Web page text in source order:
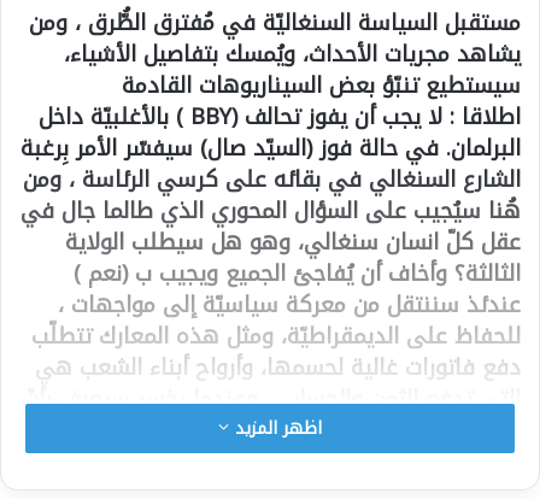
مستقبل السياسة السنغاليّة في مُفترق الطُّرق ، ومن
يشاهد مجريات الأحداث، ويُمسك بتفاصيل الأشياء،
سيستطيع تنبّؤ بعض السيناريوهات القادمة
اطلاقا : لا يجب أن يفوز تحالف (BBY ) بالأغلبيّة داخل
البرلمان. في حالة فوز (السيّد صال) سيفسّر الأمر بِرغبة
الشارع السنغالي في بقائه على كرسي الرئاسة ، ومن
هُنا سيُجيب على السؤال المحوري الذي طالما جال في
عقل كلّ انسان سنغالي، وهو هل سيطلب الولاية
الثالثة؟ وأخاف أن يُفاجئ الجميع ويجيب ب (نعم )
عندئذ سننتقل من معركة سياسيّة إلى مواجهات ،
للحفاظ على الديمقراطيّة، ومثل هذه المعارك تتطلّب
دفع فاتورات غالية لحسمها، وأرواح أبناء الشعب هي
التي تدفع الثمن والحساب …وعندما يخسر سيعرف بأنّ
نجمه أفلَ، وأنّ الحظّ عبث بجميع أحلامه، وأنّ الشعب
يريد تجربة أخرى، ومن هُنا سيبدأ بترتيب أوراقه
اظهر المزيد